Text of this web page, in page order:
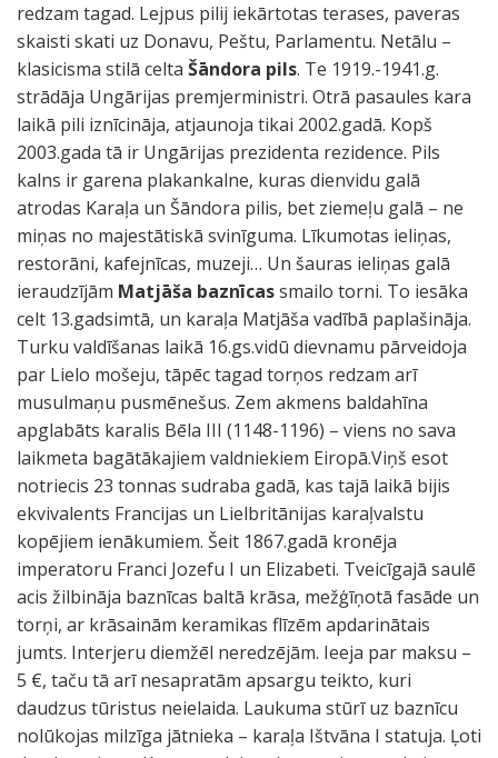
redzam tagad. Lejpus pilij iekārtotas terases, paveras
skaisti skati uz Donavu, Peštu, Parlamentu. Netālu –
klasicisma stilā celta Šāndora pils. Te 1919.-1941.g.
strādāja Ungārijas premjerministri. Otrā pasaules kara
laikā pili iznīcināja, atjaunoja tikai 2002.gadā. Kopš
2003.gada tā ir Ungārijas prezidenta rezidence. Pils
kalns ir garena plakankalne, kuras dienvidu galā
atrodas Karaļa un Šāndora pilis, bet ziemeļu galā – ne
miņas no majestātiskā svinīguma. Līkumotas ieliņas,
restorāni, kafejnīcas, muzeji… Un šauras ieliņas galā
ieraudzījām Matjāša baznīcassmailo torni. To iesāka
celt 13.gadsimtā, un karaļa Matjāša vadībā paplašināja.
Turku valdīšanas laikā 16.gs.vidū dievnamu pārveidoja
par Lielo mošeju, tāpēc tagad torņos redzam arī
musulmaņu pusmēnešus. Zem akmens baldahīna
apglabāts karalis Bēla III (1148-1196) – viens no sava
laikmeta bagātākajiem valdniekiem Eiropā.Viņš esot
notriecis 23 tonnas sudraba gadā, kas tajā laikā bijis
ekvivalents Francijas un Lielbritānijas karaļvalstu
kopējiem ienākumiem. Šeit 1867.gadā kronēja
imperatoru Franci Jozefu I un Elizabeti. Tveicīgajā saulē
acis žilbināja baznīcas baltā krāsa, mežģīņotā fasāde un
torņi, ar krāsainām keramikas flīzēm apdarinātais
jumts. Interjeru diemžēl neredzējām. Ieeja par maksu –
5 €, taču tā arī nesapratām apsargu teikto, kuri
daudzus tūristus neielaida. Laukuma stūrī uz baznīcu
nolūkojas milzīga jātnieka – karaļa Ištvāna I statuja. Ļoti